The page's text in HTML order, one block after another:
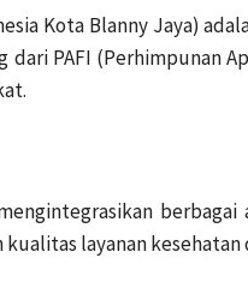
Kota Blanny Jaya)
dari PAFI
layanan